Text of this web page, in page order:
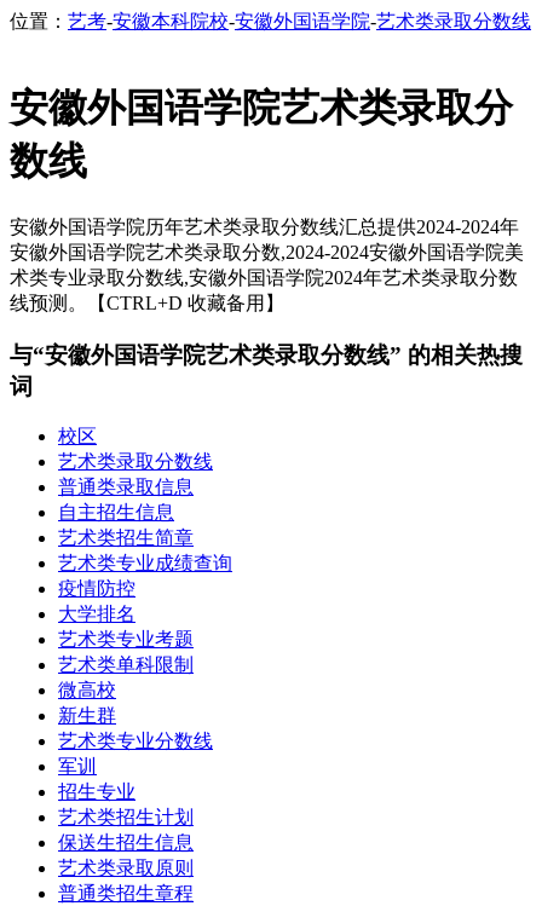
位置： 艺考-安徽本科院校-安徽外国语学院-艺术类录取分数线
安徽外国语学院艺术类录取分
数线
安徽外国语学院历年艺术类录取分数线汇总提供2024-2024年
安徽外国语学院艺术类录取分数,2024-2024安徽外国语学院美
术类专业录取分数线,安徽外国语学院2024年艺术类录取分数
线预测。【CTRL+D 收藏备用】
与“安徽外国语学院艺术类录取分数线” 的相关热搜
词
校区
艺术类录取分数线
普通类录取信息
自主招生信息
艺术类招生简章
艺术类专业成绩查询
疫情防控
大学排名
艺术类专业考题
艺术类单科限制
微高校
新生群
艺术类专业分数线
军训
招生专业
艺术类招生计划
保送生招生信息
艺术类录取原则
普通类招生章程